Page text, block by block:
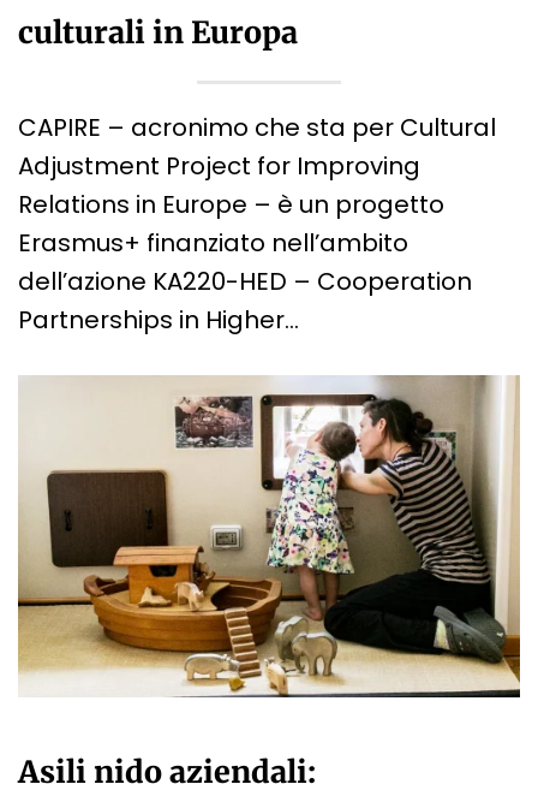
culturali in Europa
CAPIRE – acronimo che sta per Cultural
Adjustment Project for Improving
Relations in Europe – è un progetto
Erasmus+ finanziato nell’ambito
dell’azione KA220-HED – Cooperation
Partnerships in Higher…
Asili nido aziendali: